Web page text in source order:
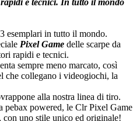
e tecnici. In tutto il mondo
esemplari in tutto il mondo.
Pixel Game delle scarpe da
rapidi e tecnici.
sempre meno marcato, così
che collegano i videogiochi, la
alla nostra linea di tiro.
pebax powered, le Clr Pixel Game
uno stile unico ed originale!